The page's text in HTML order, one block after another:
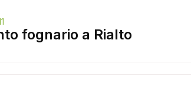
fognario a Rialto